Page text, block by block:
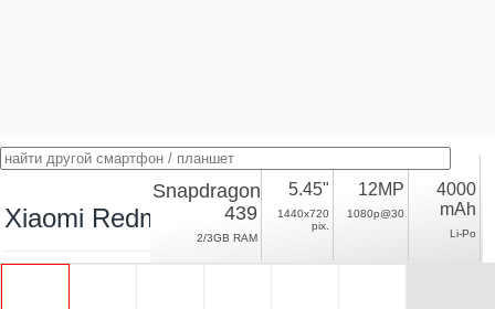
Xiaomi Redmi 7A
Snapdragon
439
2/3GB RAM
5.45"
1440x720
pix.
12MP
1080p@30
4000
mAh
Li-Po